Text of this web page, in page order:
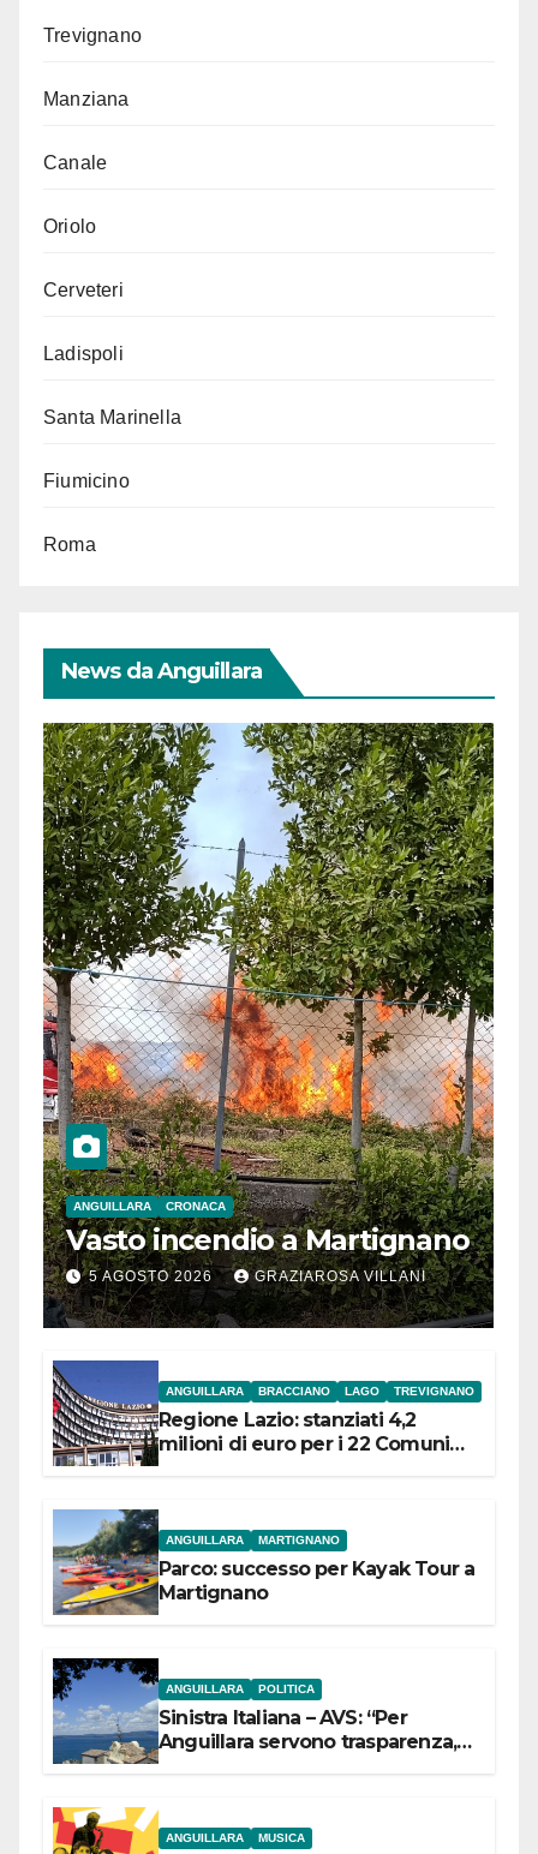
Trevignano
Manziana
Canale
Oriolo
Cerveteri
Ladispoli
Santa Marinella
Fiumicino
Roma
News da Anguillara
ANGUILLARA CRONACA
Vasto incendio a Martignano
5 AGOSTO 2026 GRAZIAROSA VILLANI
ANGUILLARA BRACCIANO LAGO TREVIGNANO
Regione Lazio: stanziati 4,2
milioni di euro per i 22 Comuni
ANGUILLARA MARTIGNANO
Parco: successo per Kayak Tour a
Martignano
ANGUILLARA POLITICA
Sinistra Italiana – AVS: “Per
Anguillara servono trasparenza,
ANGUILLARA MUSICA